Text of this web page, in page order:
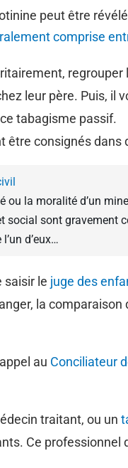
peut être
comprise
leur père. Puis,
tabagisme passif.
être consignés dans
ou la moralité d’un
sont gravement
d’eux…
saisir le juge des
la
au Conciliateur
traitant, ou un
Ce